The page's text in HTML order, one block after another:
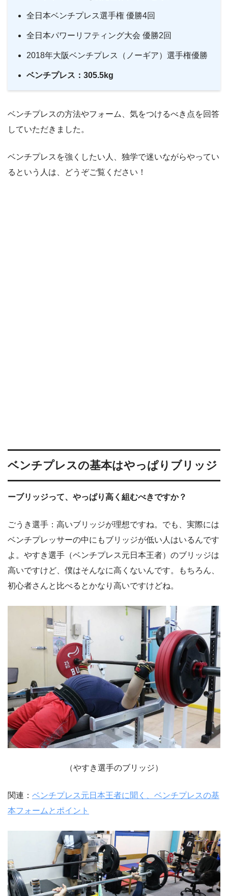
全日本ベンチプレス選手権 優勝4回
全日本パワーリフティング大会 優勝2回
2018年大阪ベンチプレス（ノーギア）選手権優勝
ベンチプレス：305.5kg
ベンチプレスの方法やフォーム、気をつけるべき点を回答
していただきました。
ベンチプレスを強くしたい人、独学で迷いながらやってい
るという人は、どうぞご覧ください！
ベンチプレスの基本はやっぱりブリッジ
ーブリッジって、やっぱり高く組むべきですか？
ごうき選手：高いブリッジが理想ですね。でも、実際には
ベンチプレッサーの中にもブリッジが低い人はいるんです
よ。やすき選手（ベンチプレス元日本王者）のブリッジは
高いですけど、僕はそんなに高くないんです。もちろん、
初心者さんと比べるとかなり高いですけどね。
（やすき選手のブリッジ）
関連： ベンチプレス元日本王者に聞く、ベンチプレスの基
本フォームとポイント